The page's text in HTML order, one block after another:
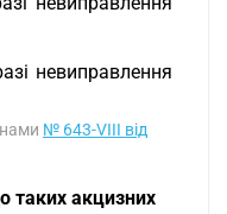
невиправлення
№ 643-VIII від
таких акцизних